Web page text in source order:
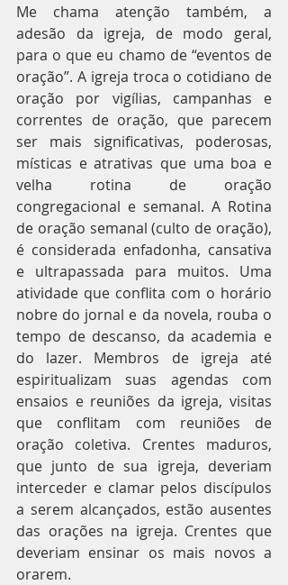
Me chama atenção também, a
adesão da igreja, de modo geral,
para o que eu chamo de “eventos de
oração”. A igreja troca o cotidiano de
oração por vigílias, campanhas e
correntes de oração, que parecem
ser mais significativas, poderosas,
místicas e atrativas que uma boa e
velha rotina de oração
congregacional e semanal. A Rotina
de oração semanal (culto de oração),
é considerada enfadonha, cansativa
e ultrapassada para muitos. Uma
atividade que conflita com o horário
nobre do jornal e da novela, rouba o
tempo de descanso, da academia e
do lazer. Membros de igreja até
espiritualizam suas agendas com
ensaios e reuniões da igreja, visitas
que conflitam com reuniões de
oração coletiva. Crentes maduros,
que junto de sua igreja, deveriam
interceder e clamar pelos discípulos
a serem alcançados, estão ausentes
das orações na igreja. Crentes que
deveriam ensinar os mais novos a
orarem.